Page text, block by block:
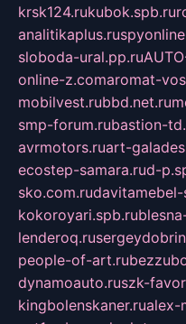
krsk124.rukubok.spb.ru
analitikaplus.ru
sloboda-ural.pp.ru
online-z.comaromat-
mobilvest.rubbd.net.ru
smp-forum.rubastion-
avrmotors.ruart-
ecostep-samara.rud-
sko.com.rudavitamebel-
kokoroyari.spb.ru
lenderoq.ru
people-of-art.ru
dynamoauto.ruszk-
kingbolenskaner.rualex-